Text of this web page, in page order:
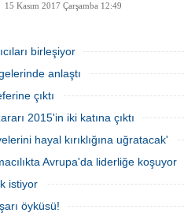
15 Kasım 2017 Çarşamba 12:49
birleşiyor
anlaştı
çıktı
2015'in iki katına çıktı
hayal kırıklığına uğratacak'
Avrupa'da liderliğe koşuyor
istiyor
öyküsü!